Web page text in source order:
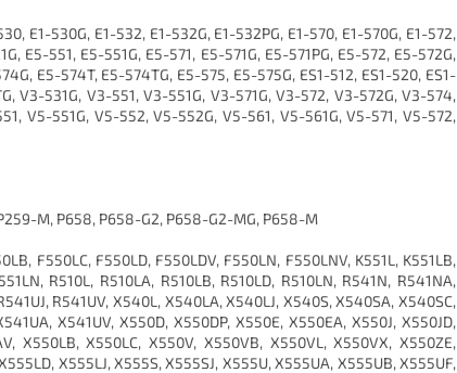
E1-530G, E1-532, E1-532G, E1-532PG, E1-570, E1-570G, E1-572,
E5-551, E5-551G, E5-571, E5-571G, E5-571PG, E5-572, E5-572G,
E5-574T, E5-574TG, E5-575, E5-575G, ES1-512, ES1-520, ES1-
V3-531G, V3-551, V3-551G, V3-571G, V3-572, V3-572G, V3-574,
V5-551G, V5-552, V5-552G, V5-561, V5-561G, V5-571, V5-572,
M, P658, P658-G2, P658-G2-MG, P658-M
F550LC, F550LD, F550LDV, F550LN, F550LNV, K551L, K551LB,
R510L, R510LA, R510LB, R510LD, R510LN, R541N, R541NA,
R541UV, X540L, X540LA, X540LJ, X540S, X540SA, X540SC,
X541UV, X550D, X550DP, X550E, X550EA, X550J, X550JD,
X550LB, X550LC, X550V, X550VB, X550VL, X550VX, X550ZE,
X555LJ, X555S, X555SJ, X555U, X555UA, X555UB, X555UF,